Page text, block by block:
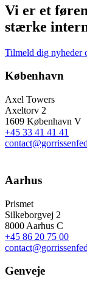
Vi er et
stærke
Tilmeld dig nyheder
København
Axel Towers
Axeltorv 2
1609 København V
+45 33 41 41 41
Aarhus
Prismet
Silkeborgvej 2
8000 Aarhus C
+45 86 20 75 00
Genveje